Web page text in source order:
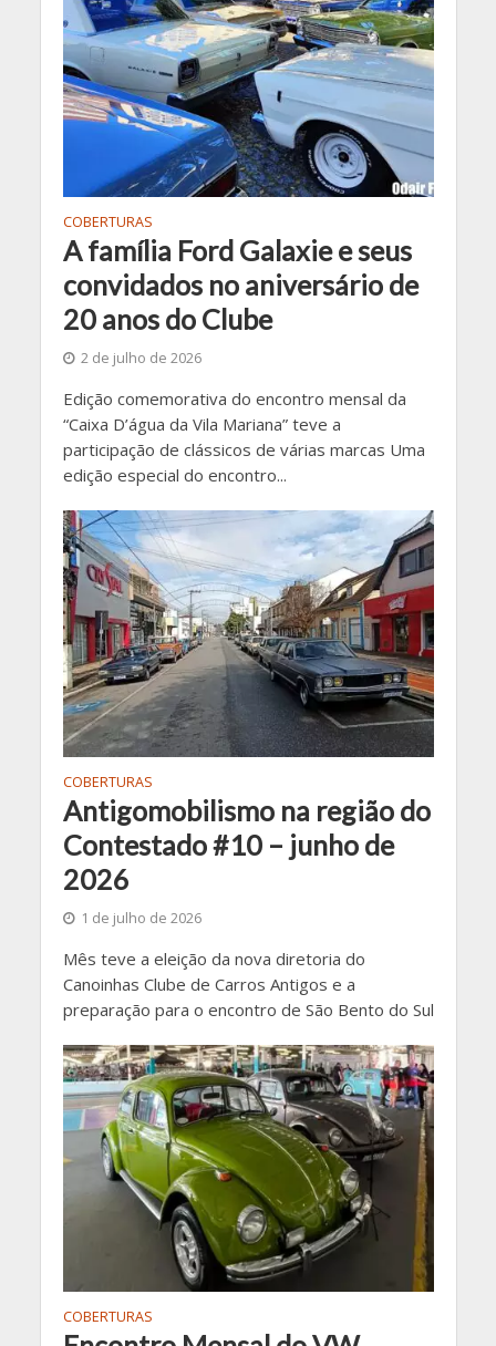
COBERTURAS
A família Ford Galaxie e seus
convidados no aniversário de
20 anos do Clube
2 de julho de 2026
Edição comemorativa do encontro mensal da
“Caixa D’água da Vila Mariana” teve a
participação de clássicos de várias marcas Uma
edição especial do encontro...
COBERTURAS
Antigomobilismo na região do
Contestado #10 – junho de
2026
1 de julho de 2026
Mês teve a eleição da nova diretoria do
Canoinhas Clube de Carros Antigos e a
preparação para o encontro de São Bento do Sul
COBERTURAS